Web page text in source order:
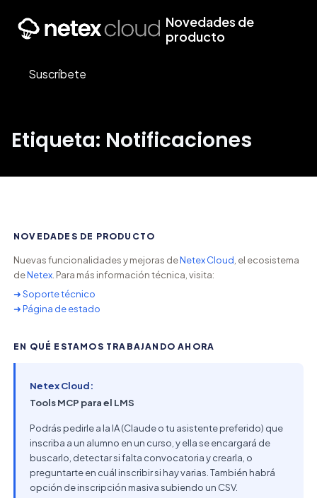
Novedades de
producto
Suscríbete
Etiqueta: Notificaciones
NOVEDADES DE PRODUCTO
Nuevas funcionalidades y mejoras deNetex Cloud , el ecosistema
deNetex. Para más información técnica, visita:
➜ Soporte técnico
➜ Página de estado
EN QUÉ ESTAMOS TRABAJANDO AHORA
Netex Cloud:
Tools MCP para el LMS
Podrás pedirle a la IA (Claude o tu asistente preferido) que
inscriba a un alumno en un curso, y ella se encargará de
buscarlo, detectar si falta convocatoria y crearla, o
preguntarte en cuál inscribir si hay varias. También habrá
opción de inscripción masiva subiendo un CSV.